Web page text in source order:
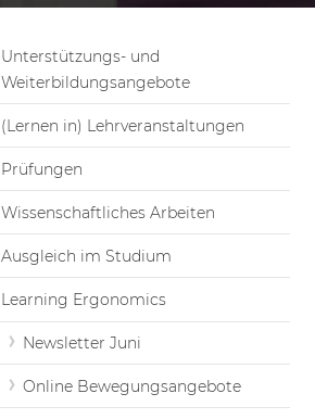
Unterstützungs- und
Weiterbildungsangebote
(Lernen in) Lehrveranstaltungen
Prüfungen
Wissenschaftliches Arbeiten
Ausgleich im Studium
Learning Ergonomics
Newsletter Juni
Online Bewegungsangebote